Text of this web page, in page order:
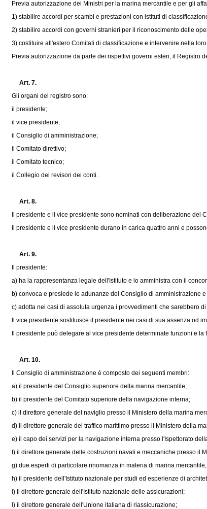
Previa autorizzazione dei Ministri per la marina mercantile e per gli
1) stabilire accordi per scambi e prestazioni con istituti di
2) stabilire accordi con governi stranieri per il riconoscimento delle
3) costituire all'estero Comitati di classificazione e intervenire nella
Previa autorizzazione da parte dei rispettivi governi esteri, il Registro
Art. 7.
Gli organi del registro sono:
il presidente;
il vice presidente;
il Consiglio di amministrazione;
il Comitato direttivo;
il Comitato tecnico;
il Collegio dei revisori dei conti.
Art. 8.
Il presidente e il vice presidente sono nominati con deliberazione del
Il presidente e il vice presidente durano in carica quattro anni e
Art. 9.
Il presidente:
a) ha la rappresentanza legale dell'Istituto e lo amministra con il
b) convoca e presiede le adunanze del Consiglio di amministrazione
c) adotta nei casi di assoluta urgenza i provvedimenti che sarebbero
Il vice presidente sostituisce il presidente nei casi di sua assenza od
Il presidente può delegare al vice presidente determinate funzioni e la
Art. 10.
Il Consiglio di amministrazione è composto dei seguenti membri:
a) il presidente del Consiglio superiore della marina mercantile;
b) il presidente del Comitato superiore della navigazione interna;
c) il direttore generale del naviglio presso il Ministero della marina
d) il direttore generale del traffico marittimo presso il Ministero della
e) il capo dei servizi per la navigazione interna presso l'Ispettorato
f) il direttore generale delle costruzioni navali e meccaniche presso il
g) due esperti di particolare rinomanza in materia di marina
h) il presidente dell'Istituto nazionale per studi ed esperienze di
i) il direttore generale dell'Istituto nazionale delle assicurazioni;
l) il direttore generale dell'Unione italiana di riassicurazione;